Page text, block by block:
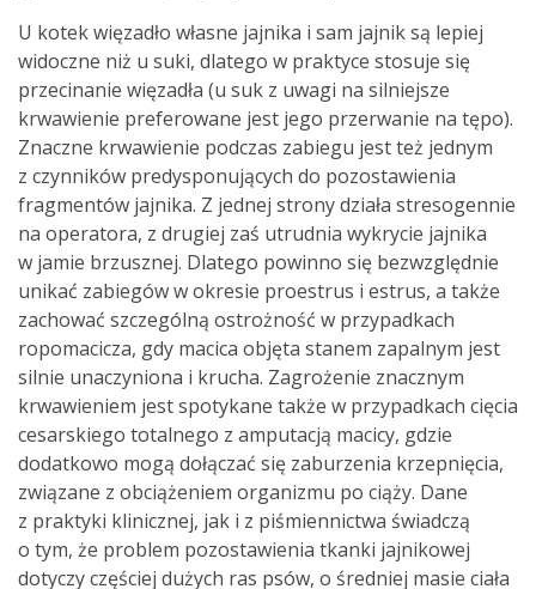
U kotek więzadło własne jajnika i sam jajnik są lepiej
widoczne niż u suki, dlatego w praktyce stosuje się
przecinanie więzadła (u suk z uwagi na silniejsze
krwawienie preferowane jest jego przerwanie na tępo).
Znaczne krwawienie podczas zabiegu jest też jednym
z czynników predysponujących do pozostawienia
fragmentów jajnika. Z jednej strony działa stresogennie
na operatora, z drugiej zaś utrudnia wykrycie jajnika
w jamie brzusznej. Dlatego powinno się bezwzględnie
unikać zabiegów w okresie proestrus i estrus, a także
zachować szczególną ostrożność w przypadkach
ropomacicza, gdy macica objęta stanem zapalnym jest
silnie unaczyniona i krucha. Zagrożenie znacznym
krwawieniem jest spotykane także w przypadkach cięcia
cesarskiego totalnego z amputacją macicy, gdzie
dodatkowo mogą dołączać się zaburzenia krzepnięcia,
związane z obciążeniem organizmu po ciąży. Dane
z praktyki klinicznej, jak i z piśmiennictwa świadczą
o tym, że problem pozostawienia tkanki jajnikowej
dotyczy częściej dużych ras psów, o średniej masie ciała